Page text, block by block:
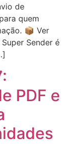
de
quem
📦 Ver
Sender é
PDF e